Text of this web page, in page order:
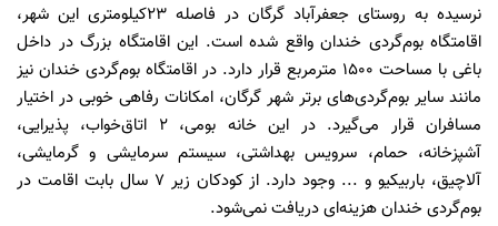
نرسیده به روستای جعفرآباد گرگان در فاصله 23کیلومتری این شهر،
اقامتگاه بوم‌گردی خندان واقع شده است. این اقامتگاه بزرگ در داخل
باغی با مساحت 1500 مترمربع قرار دارد. در اقامتگاه بوم‌گردی خندان نیز
مانند سایر بوم‌گردی‌های برتر شهر گرگان، امکانات رفاهی خوبی در اختیار
مسافران قرار می‌گیرد. در این خانه بومی، 2 اتاق‌خواب، پذیرایی،
آشپزخانه، حمام، سرویس بهداشتی، سیستم سرمایشی و گرمایشی،
آلاچیق، باربیکیو و ... وجود دارد. از کودکان زیر 7 سال بابت اقامت در
بوم‌گردی خندان هزینه‌ای دریافت نمی‌شود.